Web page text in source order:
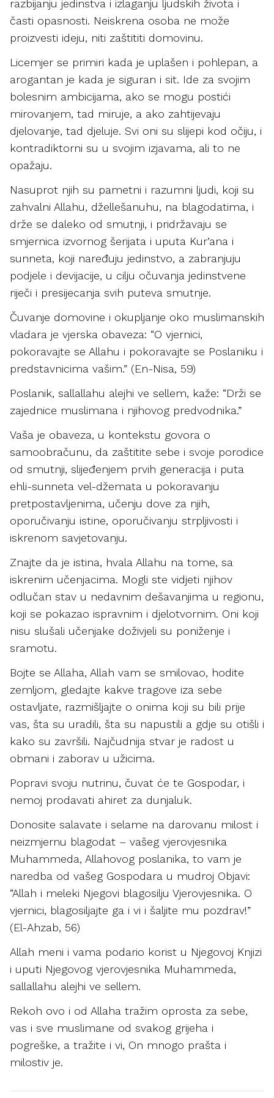
razbijanju jedinstva i izlaganju ljudskih života i
časti opasnosti. Neiskrena osoba ne može
proizvesti ideju, niti zaštititi domovinu.
Licemjer se primiri kada je uplašen i pohlepan, a
arogantan je kada je siguran i sit. Ide za svojim
bolesnim ambicijama, ako se mogu postići
mirovanjem, tad miruje, a ako zahtijevaju
djelovanje, tad djeluje. Svi oni su slijepi kod očiju, i
kontradiktorni su u svojim izjavama, ali to ne
opažaju.
Nasuprot njih su pametni i razumni ljudi, koji su
zahvalni Allahu, džellešanuhu, na blagodatima, i
drže se daleko od smutnji, i pridržavaju se
smjernica izvornog šerijata i uputa Kur’ana i
sunneta, koji naređuju jedinstvo, a zabranjuju
podjele i devijacije, u cilju očuvanja jedinstvene
riječi i presijecanja svih puteva smutnje.
Čuvanje domovine i okupljanje oko muslimanskih
vladara je vjerska obaveza: “O vjernici,
pokoravajte se Allahu i pokoravajte se Poslaniku i
predstavnicima vašim.” (En-Nisa, 59)
Poslanik, sallallahu alejhi ve sellem, kaže: “Drži se
zajednice muslimana i njihovog predvodnika.”
Vaša je obaveza, u kontekstu govora o
samoobračunu, da zaštitite sebe i svoje porodice
od smutnji, slijeđenjem prvih generacija i puta
ehli-sunneta vel-džemata u pokoravanju
pretpostavljenima, učenju dove za njih,
oporučivanju istine, oporučivanju strpljivosti i
iskrenom savjetovanju.
Znajte da je istina, hvala Allahu na tome, sa
iskrenim učenjacima. Mogli ste vidjeti njihov
odlučan stav u nedavnim dešavanjima u regionu,
koji se pokazao ispravnim i djelotvornim. Oni koji
nisu slušali učenjake doživjeli su poniženje i
sramotu.
Bojte se Allaha, Allah vam se smilovao, hodite
zemljom, gledajte kakve tragove iza sebe
ostavljate, razmišljajte o onima koji su bili prije
vas, šta su uradili, šta su napustili a gdje su otišli i
kako su završili. Najčudnija stvar je radost u
obmani i zaborav u užicima.
Popravi svoju nutrinu, čuvat će te Gospodar, i
nemoj prodavati ahiret za dunjaluk.
Donosite salavate i selame na darovanu milost i
neizmjernu blagodat – vašeg vjerovjesnika
Muhammeda, Allahovog poslanika, to vam je
naredba od vašeg Gospodara u mudroj Objavi:
“Allah i meleki Njegovi blagosilju Vjerovjesnika. O
vjernici, blagosiljajte ga i vi i šaljite mu pozdrav!”
(El-Ahzab, 56)
Allah meni i vama podario korist u Njegovoj Knjizi
i uputi Njegovog vjerovjesnika Muhammeda,
sallallahu alejhi ve sellem.
Rekoh ovo i od Allaha tražim oprosta za sebe,
vas i sve muslimane od svakog grijeha i
pogreške, a tražite i vi, On mnogo prašta i
milostiv je.